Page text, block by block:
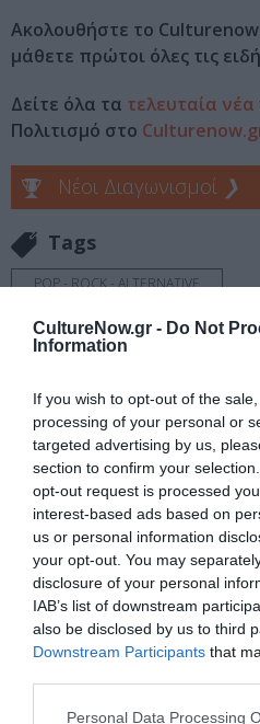
CultureNow.gr - Do Not
Information
If you wish to opt-out of the
processing of your personal or
targeted advertising by us,
section to confirm your
opt-out request is processed
interest-based ads based on
us or personal information
your opt-out. You may
disclosure of your personal
IAB’s list of downstream
also be disclosed by us to third
Downstream Participants that
Personal Data Processing
Ακολουθήστε το
μάθετε πρώτοι όλες τις
Δείτε όλα τα τελευταία νέα
Πολιτισμό στο
Νέοι Διαγωνισμοί ❯
Tags
POP - ROCK - ALTERNATIVE
Newsletter
την Τέχνη και τον Πολιτισμό!
Ακολουθήστε το